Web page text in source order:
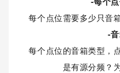
每个点位需要多少只音
-
每个点位的音箱类型，
是有源分频？